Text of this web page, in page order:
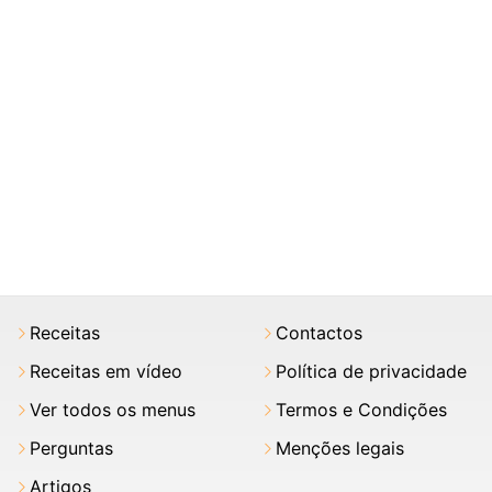
Receitas
Receitas em vídeo
Ver todos os menus
Perguntas
Artigos
Contactos
Política de privacidade
Termos e Condições
Menções legais